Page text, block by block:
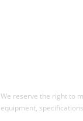
We reserve the right to
equipment,